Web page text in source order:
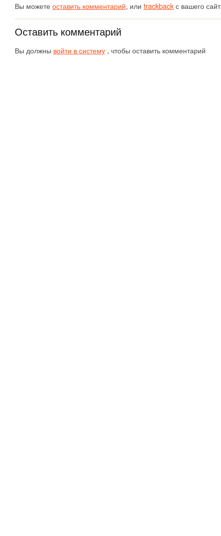
Вы можете оставить комментарий, или trackback с вашего
Оставить комментарий
Вы должны войти в систему , чтобы оставить комментарий